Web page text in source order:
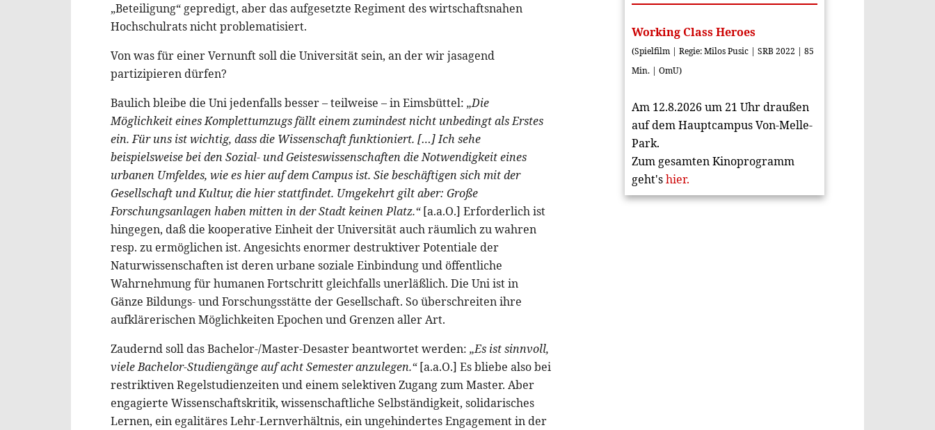
„Beteiligung“ gepredigt, aber das aufgesetzte Regiment des wirtschaftsnahen
Hochschulrats nicht problematisiert.
Von was für einer Vernunft soll die Universität sein, an der wir jasagend
partizipieren dürfen?
Baulich bleibe die Uni jedenfalls besser – teilweise – in Eimsbüttel: „Die
Möglichkeit eines Komplettumzugs fällt einem zumindest nicht unbedingt als Erstes
ein. Für uns ist wichtig, dass die Wissenschaft funktioniert. […] Ich sehe
beispielsweise bei den Sozial- und Geisteswissenschaften die Notwendigkeit eines
urbanen Umfeldes, wie es hier auf dem Campus ist. Sie beschäftigen sich mit der
Gesellschaft und Kultur, die hier stattfindet. Umgekehrt gilt aber: Große
Forschungsanlagen haben mitten in der Stadt keinen Platz.“[a.a.O.] Erforderlich ist
hingegen, daß die kooperative Einheit der Universität auch räumlich zu wahren
resp. zu ermöglichen ist. Angesichts enormer destruktiver Potentiale der
Naturwissenschaften ist deren urbane soziale Einbindung und öffentliche
Wahrnehmung für humanen Fortschritt gleichfalls unerläßlich. Die Uni ist in
Gänze Bildungs- und Forschungsstätte der Gesellschaft. So überschreiten ihre
aufklärerischen Möglichkeiten Epochen und Grenzen aller Art.
Zaudernd soll das Bachelor-/Master-Desaster beantwortet werden: „Es ist sinnvoll,
viele Bachelor-Studiengänge auf acht Semester anzulegen.“[a.a.O.] Es bliebe also bei
restriktiven Regelstudienzeiten und einem selektiven Zugang zum Master. Aber
engagierte Wissenschaftskritik, wissenschaftliche Selbständigkeit, solidarisches
Lernen, ein egalitäres Lehr-Lernverhältnis, ein ungehindertes Engagement in der
Working Class Heroes
(Spielfilm | Regie: Milos Pusic | SRB 2022 | 85
Min. | OmU)
Am 12.8.2026 um 21 Uhr draußen
auf dem Hauptcampus Von-Melle-
Park.
Zum gesamten Kinoprogramm
geht'shier.